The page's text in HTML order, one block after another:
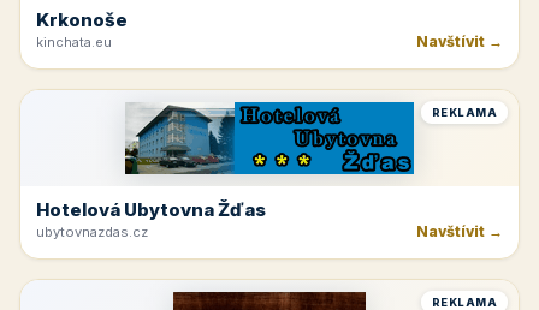
Krkonoše
kinchata.eu Navštívit →
REKLAMA
Hotelová Ubytovna Žďas
ubytovnazdas.cz Navštívit →
REKLAMA